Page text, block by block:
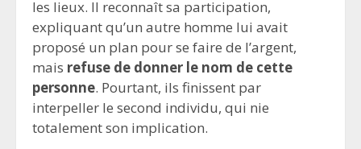
les lieux. Il reconnaît sa participation,
expliquant qu’un autre homme lui avait
proposé un plan pour se faire de l’argent,
mais refuse de donner le nom de cette
personne. Pourtant, ils finissent par
interpeller le second individu, qui nie
totalement son implication.